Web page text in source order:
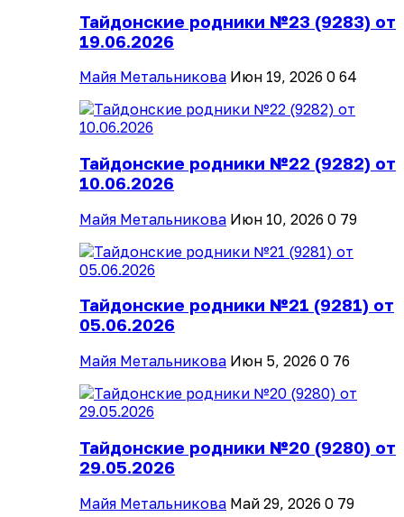
Тайдонские родники №23 (9283) от
19.06.2026
Майя Метальникова Июн 19, 2026 0 64
Тайдонские родники №22 (9282) от
10.06.2026
Майя Метальникова Июн 10, 2026 0 79
Тайдонские родники №21 (9281) от
05.06.2026
Майя Метальникова Июн 5, 2026 0 76
Тайдонские родники №20 (9280) от
29.05.2026
Майя Метальникова Май 29, 2026 0 79